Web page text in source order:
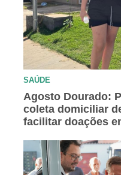
SAÚDE
Agosto Dourado:
coleta domiciliar
facilitar doações